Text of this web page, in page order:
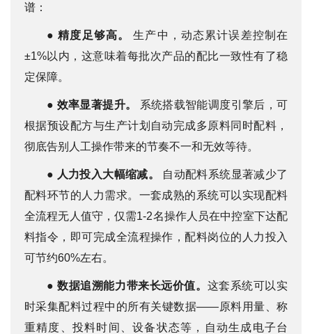
谱：
● 精度足够高。生产中，动态累计误差控制在
±1%以内，这意味着每批次产品的配比一致性有了稳
定保障。
● 效率显著提升。
系统搭载智能调度引擎后，可
根据预设配方与生产计划自动完成多原料同时配料，
彻底告别人工操作带来的节奏不一和无效等待。
● 人力投入大幅缩减。 自动配料系统显著减少了
配料环节的人力需求。一套成熟的系统可以实现配料
全流程无人值守，仅需1-2名操作人员在中控室下达配
料指令，即可完成全流程操作，配料岗位的人力投入
可节约60%左右。
● 数据追溯能力带来长远价值。 这套系统可以实
时采集配料过程中的所有关键数据——原料用量、称
重精度、投料时间、设备状态等，自动生成电子台